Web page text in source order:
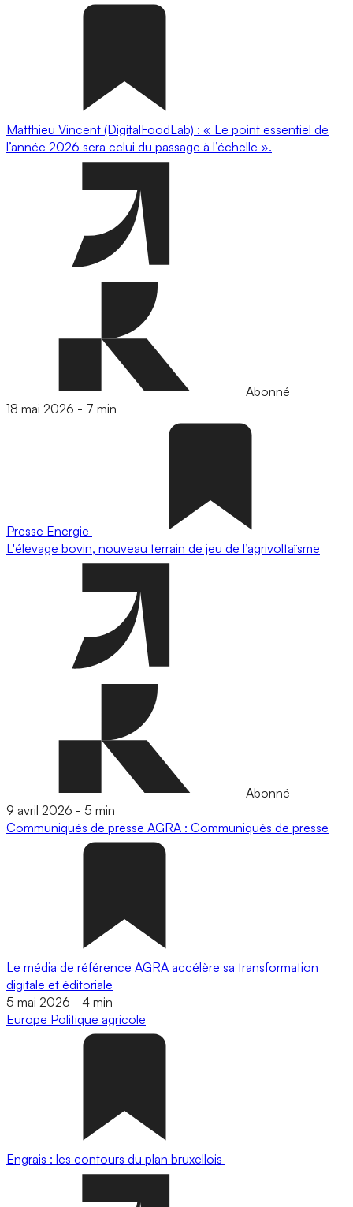
Matthieu Vincent (DigitalFoodLab) : « Le point essentiel de
l’année 2026 sera celui du passage à l’échelle ».
Abonné
18 mai 2026 - 7 min
Presse Energie
L'élevage bovin, nouveau terrain de jeu de l’agrivoltaïsme
Abonné
9 avril 2026 - 5 min
Communiqués de presse AGRA : Communiqués de presse
Le média de référence AGRA accélère sa transformation
digitale et éditoriale
5 mai 2026 - 4 min
Europe Politique agricole
Engrais : les contours du plan bruxellois